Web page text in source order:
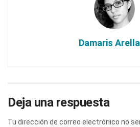
Damaris
Deja una respuesta
Tu dirección de correo electrónico no